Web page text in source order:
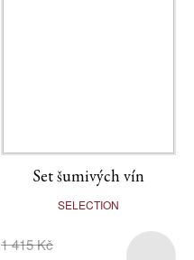
Set šumivých vín
SELECTION
1 415 Kč